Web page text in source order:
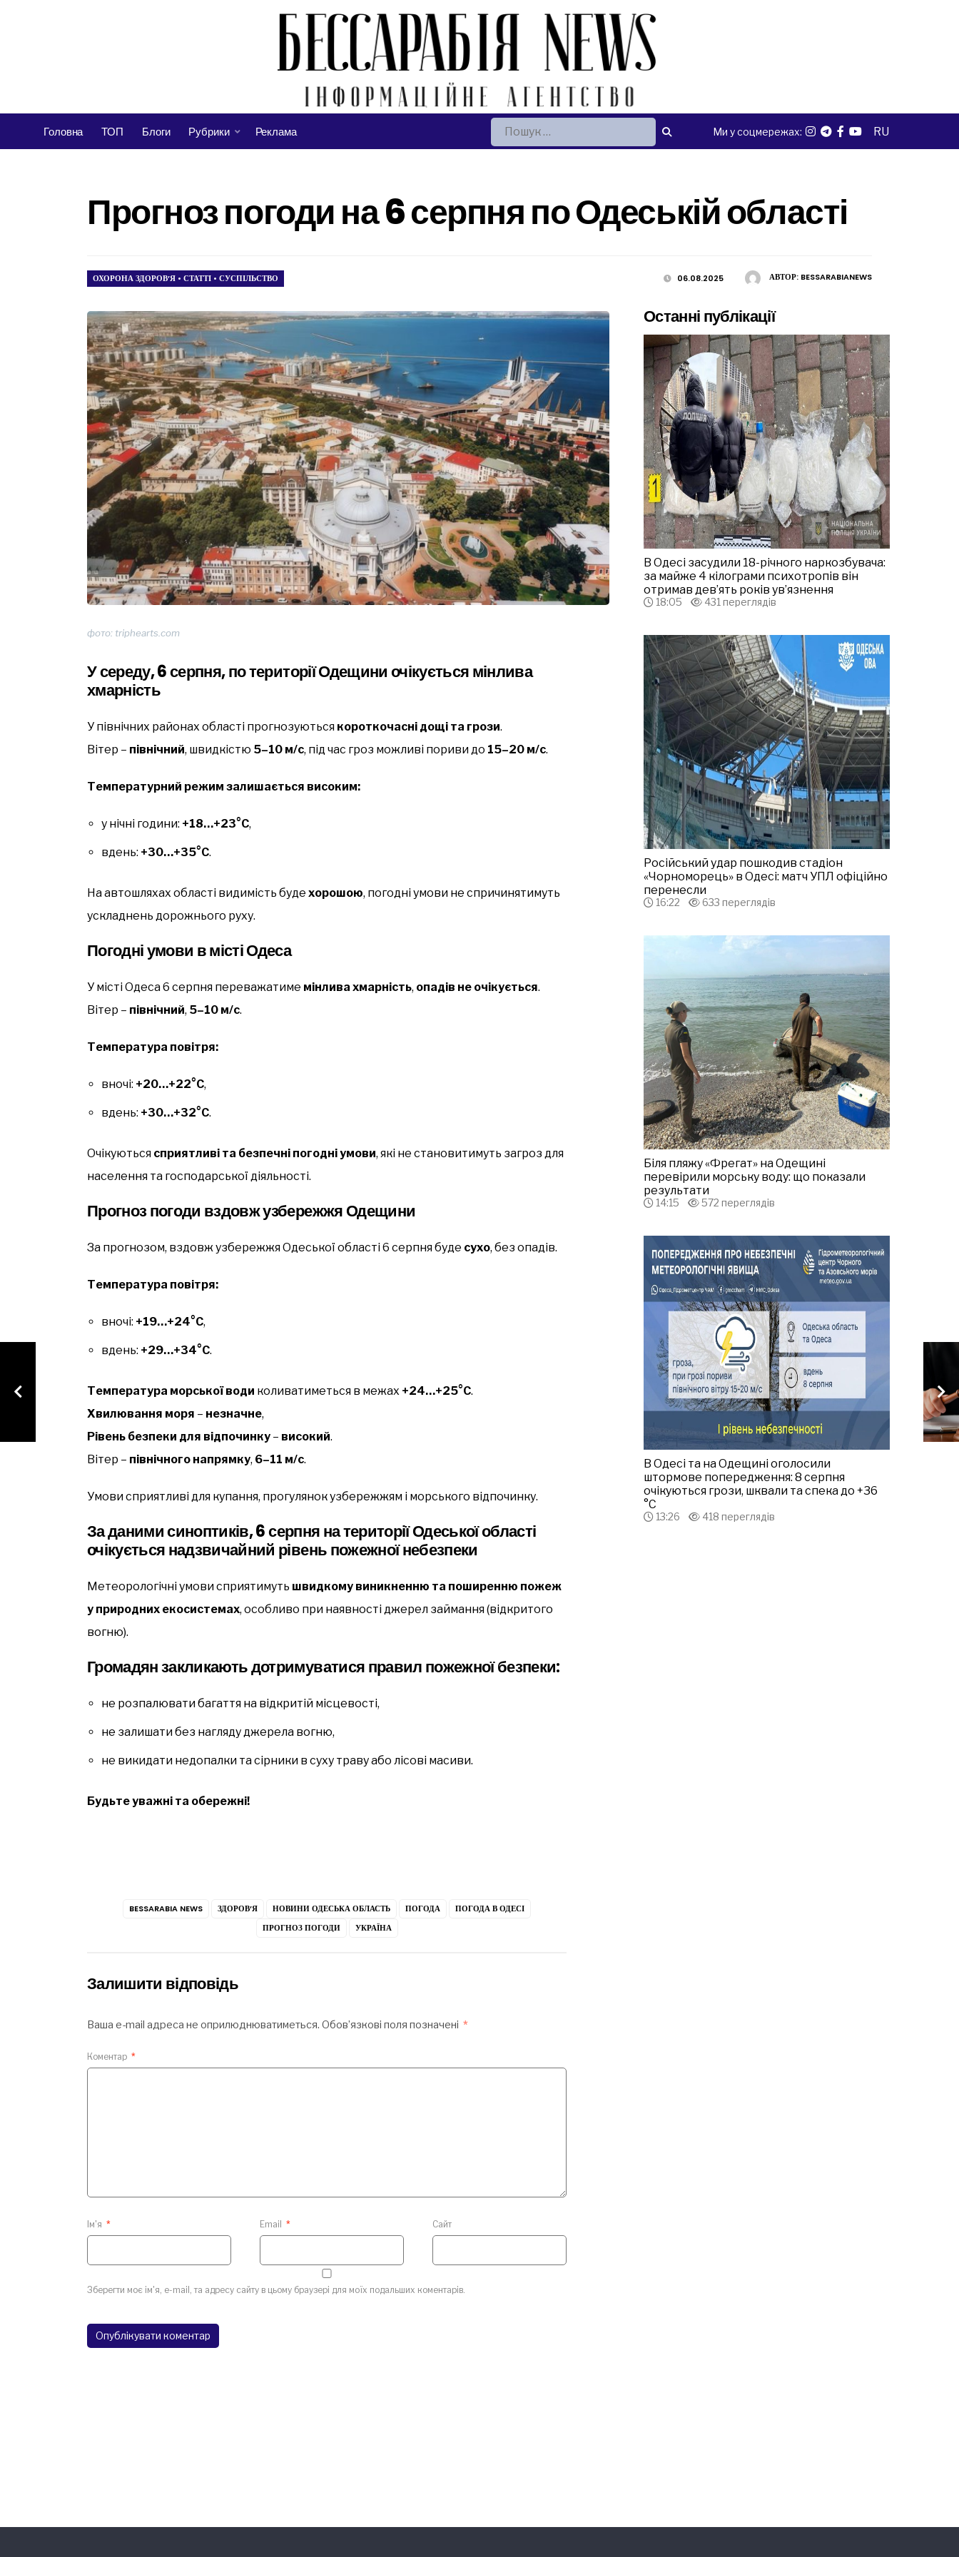
Головна ТОП Блоги Рубрики Реклама Пошук: Ми у соцмережах: RU
Прогноз погоди на 6 серпня по Одеській області
АВТОР: BESSARABIANEWS
06.08.2025
ОХОРОНА ЗДОРОВ’Я • СТАТТІ • СУСПІЛЬСТВО
фото: triphearts.com
У середу, 6 серпня, по території Одещини очікується мінлива
хмарність
У північних районах області прогнозуються короткочасні дощі та грози.
Вітер – північний, швидкістю 5–10 м/с, під час гроз можливі пориви до 15–20 м/с.
Температурний режим залишається високим:
у нічні години: +18…+23°C,
вдень: +30…+35°C.
На автошляхах області видимість буде хорошою, погодні умови не спричинятимуть
ускладнень дорожнього руху.
Погодні умови в місті Одеса
У місті Одеса 6 серпня переважатиме мінлива хмарність, опадів не очікується.
Вітер – північний, 5–10 м/с.
Температура повітря:
вночі: +20…+22°C,
вдень: +30…+32°C.
Очікуються сприятливі та безпечні погодні умови, які не становитимуть загроз для
населення та господарської діяльності.
Прогноз погоди вздовж узбережжя Одещини
За прогнозом, вздовж узбережжя Одеської області 6 серпня буде сухо, без опадів.
Температура повітря:
вночі: +19…+24°C,
вдень: +29…+34°C.
Температура морської води коливатиметься в межах +24…+25°C.
Хвилювання моря – незначне,
Рівень безпеки для відпочинку – високий.
Вітер – північного напрямку, 6–11 м/с.
Умови сприятливі для купання, прогулянок узбережжям і морського відпочинку.
За даними синоптиків,6 серпня на території Одеської області
очікується надзвичайний рівень пожежної небезпеки
Метеорологічні умови сприятимуть швидкому виникненню та поширенню пожеж
у природних екосистемах, особливо при наявності джерел займання (відкритого
вогню).
Громадян закликають дотримуватися правил пожежної безпеки:
не розпалювати багаття на відкритій місцевості,
не залишати без нагляду джерела вогню,
не викидати недопалки та сірники в суху траву або лісові масиви.
Будьте уважні та обережні!
BESSARABIA NEWS ЗДОРОВ’Я НОВИНИ ОДЕСЬКА ОБЛАСТЬ ПОГОДА
ПОГОДА В ОДЕСІ
ПРОГНОЗ ПОГОДИ
УКРАЇНА
Залишити відповідь
Ваша e-mail адреса не оприлюднюватиметься. Обов’язкові поля позначені *
Коментар *
Ім'я * Email * Сайт
Зберегти моє ім'я, e-mail, та адресу сайту в цьому браузері для моїх подальших коментарів.
Останні публікації
В Одесі засудили 18-річного наркозбувача:
за майже 4 кілограми психотропів він
отримав дев’ять років ув’язнення
18:05 431 переглядів
Російський удар пошкодив стадіон
«Чорноморець» в Одесі: матч УПЛ офіційно
перенесли
16:22 633 переглядів
Біля пляжу «Фрегат» на Одещині
перевірили морську воду: що показали
результати
14:15 572 переглядів
В Одесі та на Одещині оголосили
штормове попередження: 8 серпня
очікуються грози, шквали та спека до +36
°С
13:26 418 переглядів